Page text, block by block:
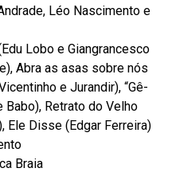
Léo Nascimento e
Lobo e Giangrancesco
Abra as asas sobre nós
e Jurandir), “Gê-
Babo), Retrato do Velho
Ele Disse (Edgar Ferreira)
Braia